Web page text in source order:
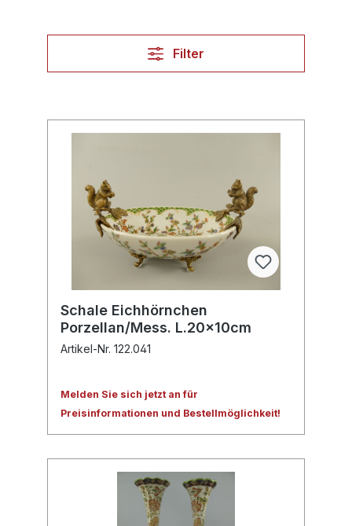
Filter
Schale Eichhörnchen
Porzellan/Mess. L.20x10cm
Artikel-Nr. 122.041
Melden Sie sich jetzt an für
Preisinformationen und Bestellmöglichkeit!